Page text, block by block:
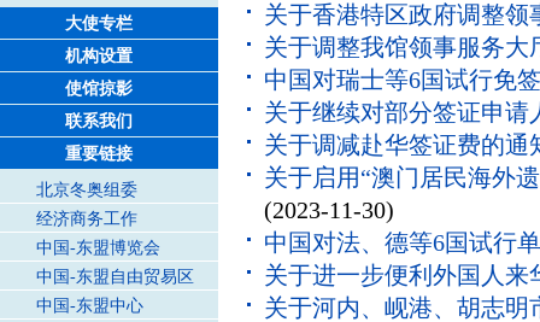
大使专栏
机构设置
使馆掠影
联系我们
重要链接
北京冬奥组委
经济商务工作
中国-东盟博览会
中国-东盟自由贸易区
中国-东盟中心
关于香港特区政府调整领
关于调整我馆领事服务大
中国对瑞士等6国试行免
关于继续对部分签证申请
关于调减赴华签证费的通
关于启用“澳门居民海外
(2023-11-30)
中国对法、德等6国试行
关于进一步便利外国人来
关于河内、岘港、胡志